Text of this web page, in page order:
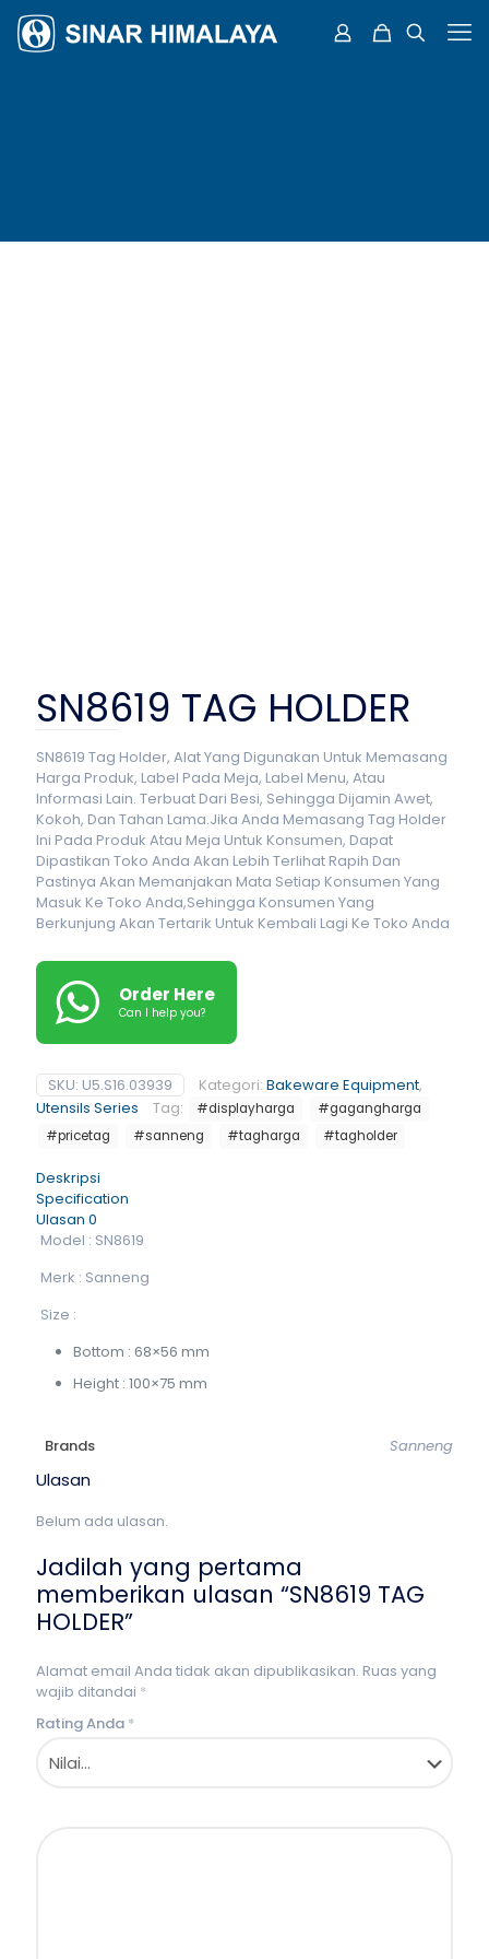
SN8619 TAG HOLDER
SN8619 Tag Holder, Alat Yang Digunakan Untuk Memasang
Harga Produk, Label Pada Meja, Label Menu, Atau
Informasi Lain. Terbuat Dari Besi, Sehingga Dijamin Awet,
Kokoh, Dan Tahan Lama.Jika Anda Memasang Tag Holder
Ini Pada Produk Atau Meja Untuk Konsumen, Dapat
Dipastikan Toko Anda Akan Lebih Terlihat Rapih Dan
Pastinya Akan Memanjakan Mata Setiap Konsumen Yang
Masuk Ke Toko Anda,Sehingga Konsumen Yang
Berkunjung Akan Tertarik Untuk Kembali Lagi Ke Toko Anda
Order Here
Can I help you?
SKU: U5.S16.03939 Kategori: Bakeware Equipment,
Utensils Series
Tag: #displayharga
#gagangharga
#pricetag
#sanneng #tagharga #tagholder
Deskripsi
Specification
Ulasan 0
Model : SN8619
Merk : Sanneng
Size :
Bottom : 68×56 mm
Height : 100×75 mm
Brands Sanneng
Ulasan
Belum ada ulasan.
Jadilah yang pertama
memberikan ulasan “SN8619 TAG
HOLDER”
Alamat email Anda tidak akan dipublikasikan. Ruas yang
wajib ditandai *
Rating Anda *